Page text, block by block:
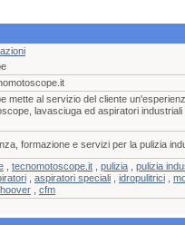
mette al servizio del cliente
lavasciuga ed aspiratori
formazione e servizi per la pulizia
tecnomotoscope.it pulizia
pulizia
aspiratori speciali idropulitrici
hoover
cfm